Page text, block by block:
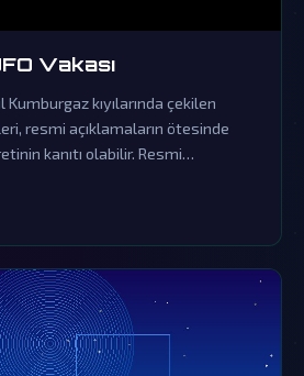
Vakası
kıyılarında çekilen
resmi açıklamaların ötesinde
kanıtı olabilir. Resmi
sorgulatmaktadır.